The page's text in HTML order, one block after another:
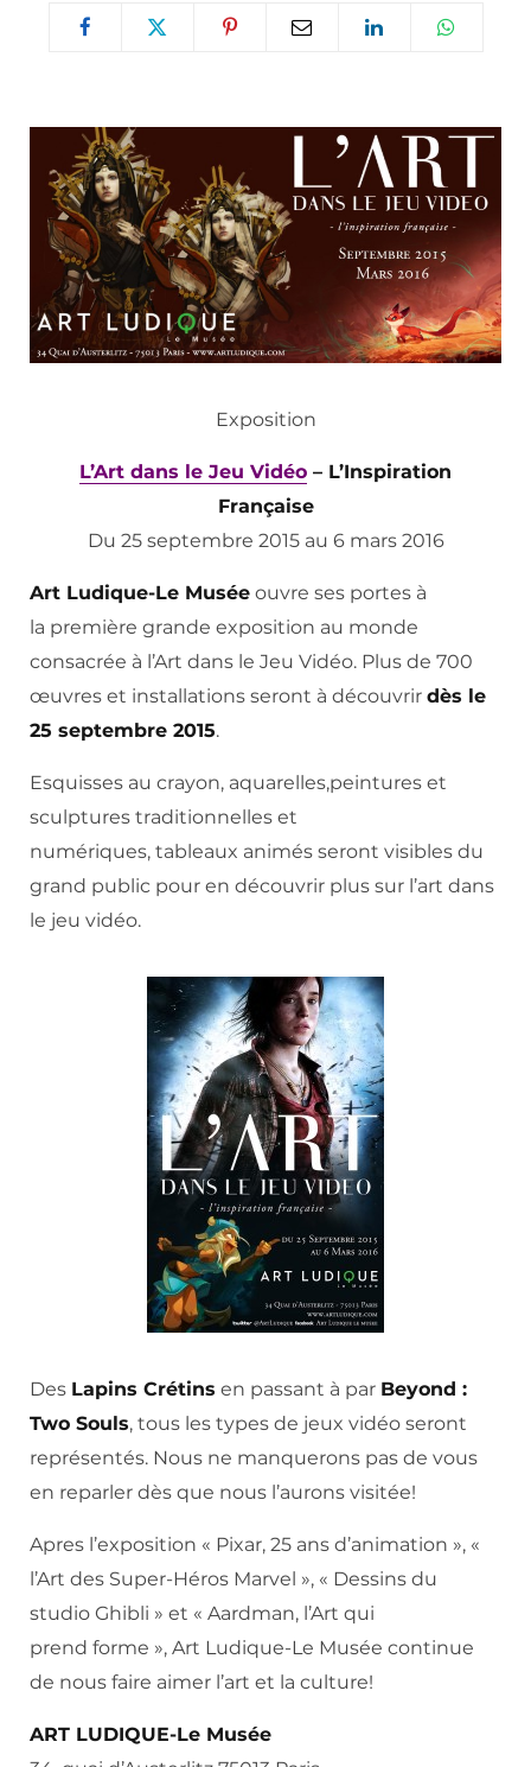
Exposition
L’Art dans le Jeu Vidéo – L’Inspiration
Française
Du 25 septembre 2015 au 6 mars 2016
Art Ludique-Le Musée ouvre ses portes à
la première grande exposition au monde
consacrée à l’Art dans le Jeu Vidéo. Plus de 700
œuvres et installations seront à découvrir dès le
25 septembre 2015.
Esquisses au crayon, aquarelles,peintures et
sculptures traditionnelles et
numériques, tableaux animés seront visibles du
grand public pour en découvrir plus sur l’art dans
le jeu vidéo.
Des Lapins Crétins en passant à par Beyond :
Two Souls, tous les types de jeux vidéo seront
représentés. Nous ne manquerons pas de vous
en reparler dès que nous l’aurons visitée!
Apres l’exposition « Pixar, 25 ans d’animation », «
l’Art des Super-Héros Marvel », « Dessins du
studio Ghibli » et « Aardman, l’Art qui
prend forme », Art Ludique-Le Musée continue
de nous faire aimer l’art et la culture!
ART LUDIQUE-Le Musée